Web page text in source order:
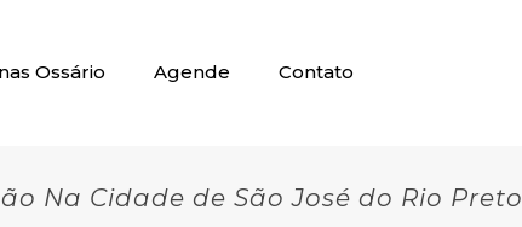
Ossário Agende Contato
Na Cidade de São José do Rio Preto